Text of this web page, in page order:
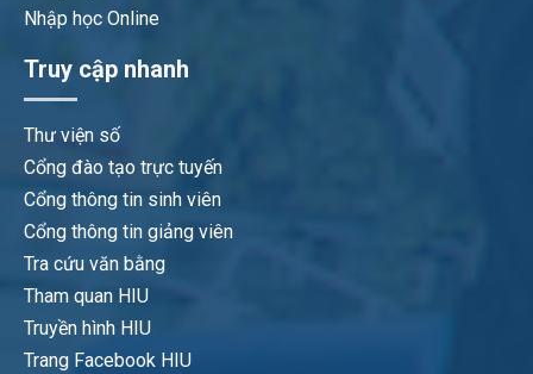
Nhập học Online
Truy cập nhanh
Thư viện số
Cổng đào tạo trực tuyến
Cổng thông tin sinh viên
Cổng thông tin giảng viên
Tra cứu văn bằng
Tham quan HIU
Truyền hình HIU
Trang Facebook HIU